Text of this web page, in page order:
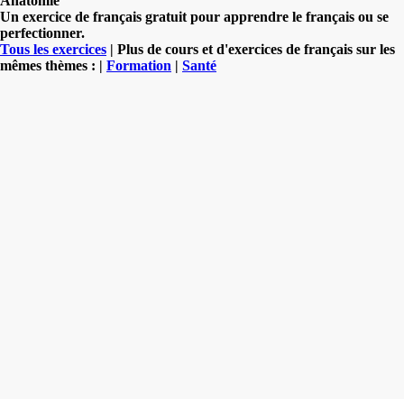
Un exercice de français gratuit pour apprendre le français ou se
perfectionner.
Tous les exercices | Plus de cours et d'exercices de français sur les
mêmes thèmes : | Formation | Santé